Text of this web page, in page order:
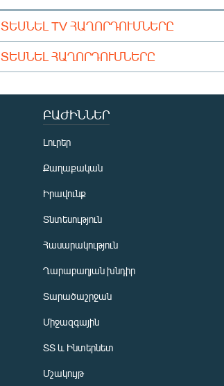
ՏԵՍՆԵԼ TV ՀԱՂՈՐԴՈՒՄՆԵՐԸ
ՏԵՍՆԵԼ ՀԱՂՈՐԴՈՒՄՆԵՐԸ
ԲԱԺԻՆՆԵՐ
Լուրեր
Քաղաքական
Իրավունք
Տնտեսություն
Հասարակություն
Ղարաբաղյան խնդիր
Տարածաշրջան
Միջազգային
ՏՏ և Ինտերնետ
Մշակույթ